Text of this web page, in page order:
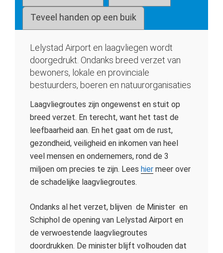
Teveel handen op een buik
Lelystad Airport en laagvliegen wordt
doorgedrukt. Ondanks breed verzet van
bewoners, lokale en provinciale
bestuurders, boeren en natuurorganisaties
Laagvliegroutes zijn ongewenst en stuit op
breed verzet. En terecht, want het tast de
leefbaarheid aan. En het gaat om de rust,
gezondheid, veiligheid en inkomen van heel
veel mensen en ondernemers, rond de 3
miljoen om precies te zijn. Lees hier meer over
de schadelijke laagvliegroutes.
Ondanks al het verzet, blijven de Minister en
Schiphol de opening van Lelystad Airport en
de verwoestende laagvliegroutes
doordrukken. De minister blijft volhouden dat